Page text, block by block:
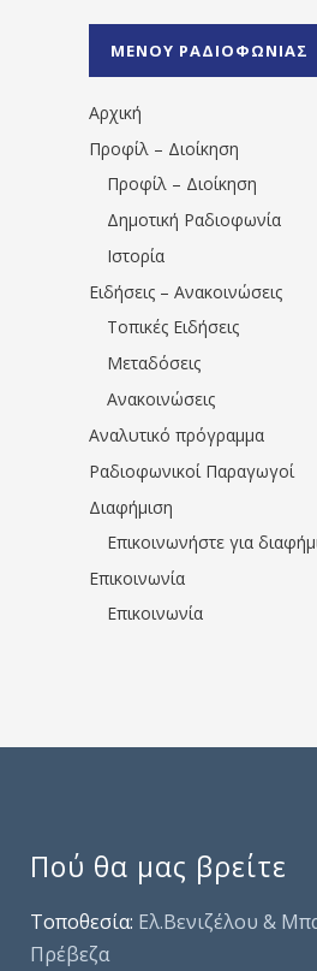
1531194763766854/"
ΜΕΝΟΥ ΡΑΔΙΟΦΩΝΙΑΣ
Αρχική
Προφίλ – Διοίκηση
Προφίλ – Διοίκηση
Δημοτική Ραδιοφωνία
Ιστορία
Ειδήσεις – Ανακοινώσεις
Τοπικές Ειδήσεις
Μεταδόσεις
Ανακοινώσεις
Αναλυτικό πρόγραμμα
Ραδιοφωνικοί Παραγωγοί
Διαφήμιση
Επικοινωνήστε για
Επικοινωνία
Επικοινωνία
Πού θα μας βρείτε
Τοποθεσία: Ελ.Βενιζέλου &
Πρέβεζα